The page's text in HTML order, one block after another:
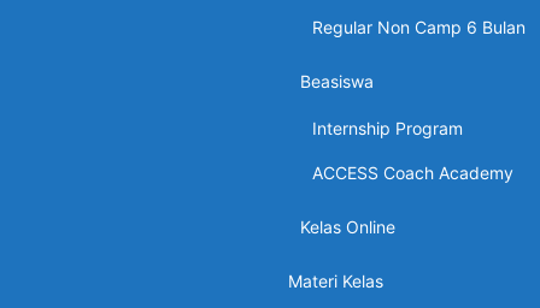
Regular Non Camp 6 Bulan
Beasiswa
Internship Program
ACCESS Coach Academy
Kelas Online
Materi Kelas